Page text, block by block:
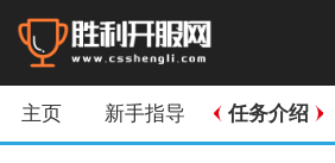
主页 新手指导 任务介绍